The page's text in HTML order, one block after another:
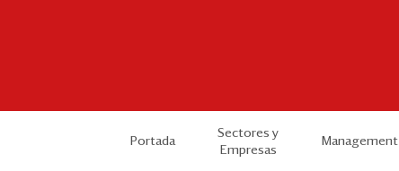
Portada
Sectores y
Empresas
Management